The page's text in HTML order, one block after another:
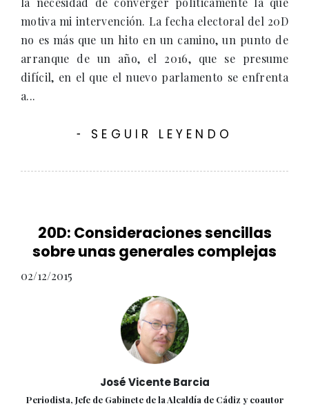
motiva mi intervención. La fecha electoral del 20D
no es más que un hito en un camino, un punto de
arranque de un año, el 2016, que se presume
difícil, en el que el nuevo parlamento se enfrenta
a...
- SEGUIR LEYENDO
20D: Consideraciones sencillas
sobre unas generales complejas
02/12/2015
José Vicente Barcia
Periodista, Jefe de Gabinete de la Alcaldía de Cádiz y coautor